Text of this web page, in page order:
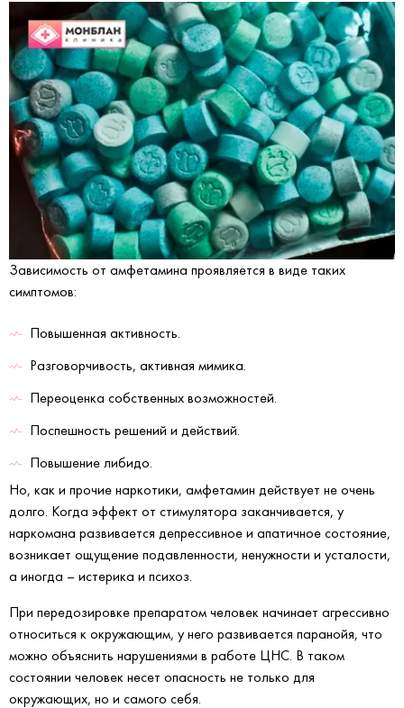
Зависимость от амфетамина проявляется в виде таких
симптомов:
Повышенная активность.
Разговорчивость, активная мимика.
Переоценка собственных возможностей.
Поспешность решений и действий.
Повышение либидо.
Но, как и прочие наркотики, амфетамин действует не очень
долго. Когда эффект от стимулятора заканчивается, у
наркомана развивается депрессивное и апатичное состояние,
возникает ощущение подавленности, ненужности и усталости,
а иногда – истерика и психоз.
При передозировке препаратом человек начинает агрессивно
относиться к окружающим, у него развивается паранойя, что
можно объяснить нарушениями в работе ЦНС. В таком
состоянии человек несет опасность не только для
окружающих, но и самого себя.